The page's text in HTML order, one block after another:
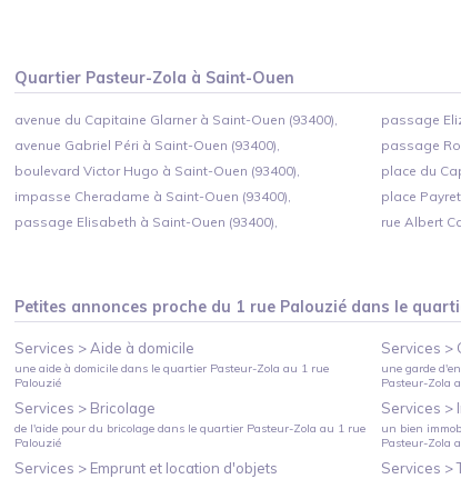
Quartier Pasteur-Zola à Saint-Ouen
avenue du Capitaine Glarner à Saint-Ouen (93400),
avenue Gabriel Péri à Saint-Ouen (93400),
boulevard Victor Hugo à Saint-Ouen (93400),
impasse Cheradame à Saint-Ouen (93400),
passage Elisabeth à Saint-Ouen (93400),
passage
passage
place du
place
rue Albert
Petites annonces proche du 1 rue Palouzié dans le
Services > Aide à domicile
une aide à domicile dans le quartier Pasteur-Zola au 1 rue
Palouzié
Services > Bricolage
de l'aide pour du bricolage dans le quartier Pasteur-Zola au 1 rue
Palouzié
Services > Emprunt et location d'objets
Services >
une garde
Pasteur-Zola
Services >
un bien
Pasteur-Zola
Services >